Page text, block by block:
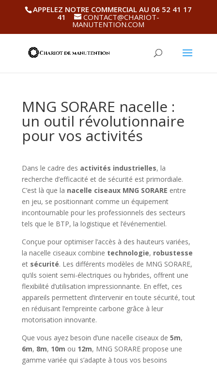
APPELEZ NOTRE COMMERCIAL AU 06 52 41 17
41
CONTACT@CHARIOT-
MANUTENTION.COM
MNG SORARE nacelle :
un outil révolutionnaire
pour vos activités
Dans le cadre des activités industrielles, la
recherche d’efficacité et de sécurité est primordiale.
C’est là que la nacelle ciseaux MNG SORARE entre
en jeu, se positionnant comme un équipement
incontournable pour les professionnels des secteurs
tels que le BTP, la logistique et l’événementiel.
Conçue pour optimiser l’accès à des hauteurs variées,
la nacelle ciseaux combine technologie, robustesse
et sécurité. Les différents modèles de MNG SORARE,
qu’ils soient semi-électriques ou hybrides, offrent une
flexibilité d’utilisation impressionnante. En effet, ces
appareils permettent d’intervenir en toute sécurité, tout
en réduisant l’empreinte carbone grâce à leur
motorisation innovante.
Que vous ayez besoin d’une nacelle ciseaux de 5m,
6m, 8m, 10m ou 12m, MNG SORARE propose une
gamme variée qui s’adapte à tous vos besoins